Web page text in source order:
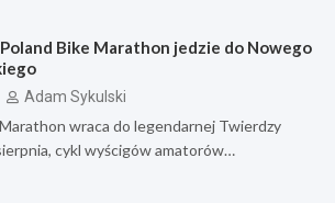
Bike Marathon jedzie do Nowego
Adam Sykulski
wraca do legendarnej Twierdzy
cykl wyścigów amatorów…